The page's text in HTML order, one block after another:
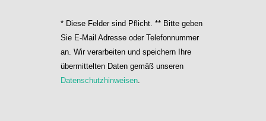
* Diese Felder sind Pflicht. ** Bitte geben
Sie E-Mail Adresse oder Telefonnummer
an. Wir verarbeiten und speichern Ihre
übermittelten Daten gemäß unseren
Datenschutzhinweisen